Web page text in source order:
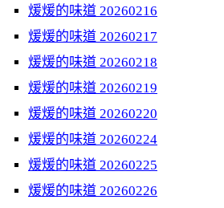
煖煖的味道 20260216
煖煖的味道 20260217
煖煖的味道 20260218
煖煖的味道 20260219
煖煖的味道 20260220
煖煖的味道 20260224
煖煖的味道 20260225
煖煖的味道 20260226